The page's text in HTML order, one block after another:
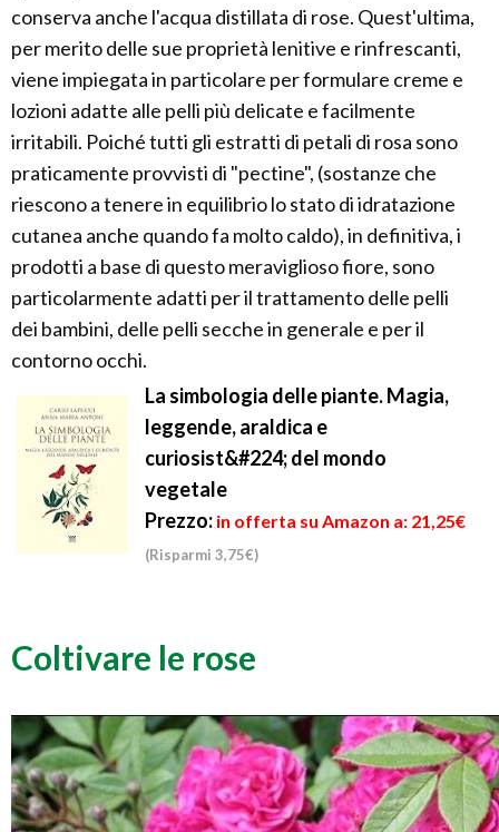
conserva anche l'acqua distillata di rose. Quest'ultima,
per merito delle sue proprietà lenitive e rinfrescanti,
viene impiegata in particolare per formulare creme e
lozioni adatte alle pelli più delicate e facilmente
irritabili. Poiché tutti gli estratti di petali di rosa sono
praticamente provvisti di "pectine", (sostanze che
riescono a tenere in equilibrio lo stato di idratazione
cutanea anche quando fa molto caldo), in definitiva, i
prodotti a base di questo meraviglioso fiore, sono
particolarmente adatti per il trattamento delle pelli
dei bambini, delle pelli secche in generale e per il
contorno occhi.
La simbologia delle piante. Magia,
leggende, araldica e
curiosist&#224; del mondo
vegetale
Prezzo: in offerta su Amazon a: 21,25€
(Risparmi 3,75€)
Coltivare le rose